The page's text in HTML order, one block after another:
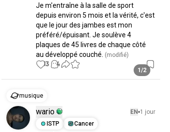
Je m'entraîne à la salle de sport
depuis environ 5 mois et la vérité, c'est
que le jour des jambes est mon
préféré/épuisant. Je soulève 4
plaques de 45 livres de chaque côté
au développé couché. (modifié)
1/2
13 4
musique
wario EN 1 jour
ISTP
Cancer